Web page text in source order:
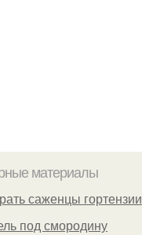
материалы
саженцы гортензии
под смородину